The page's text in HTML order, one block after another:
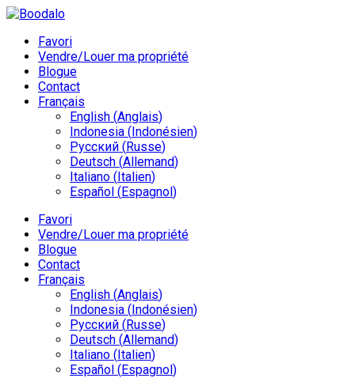
Favori
Vendre/Louer ma propriété
Blogue
Contact
Français
English (Anglais)
Indonesia (Indonésien)
Русский (Russe)
Deutsch (Allemand)
Italiano (Italien)
Español (Espagnol)
Favori
Vendre/Louer ma propriété
Blogue
Contact
Français
English (Anglais)
Indonesia (Indonésien)
Русский (Russe)
Deutsch (Allemand)
Italiano (Italien)
Español (Espagnol)